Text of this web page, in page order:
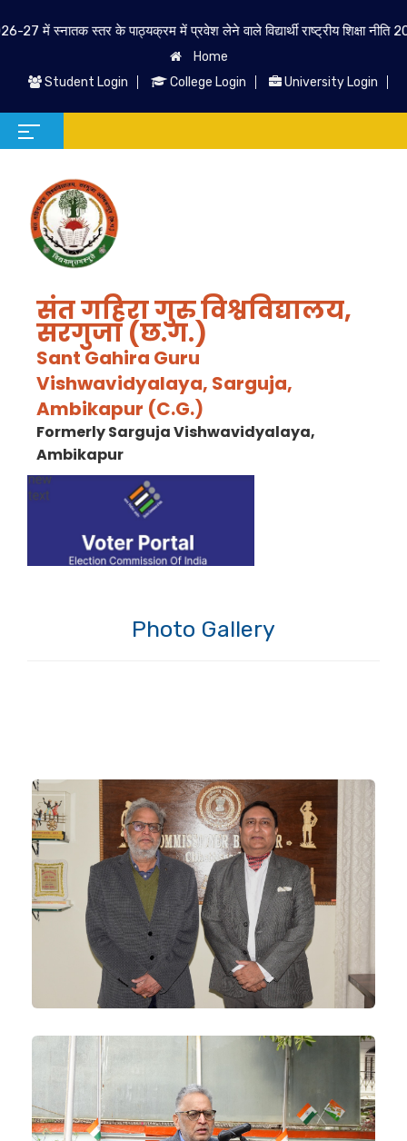
के पाठ्यक्रम में प्रवेश लेने वाले विद्यार्थी राष्ट्रीय शिक्षा नीति 2020 के
Home
Student Login
College Login University Login
संत गहिरा गुरु विश्वविद्यालय,
सरगुजा (छ.ग.)
Sant Gahira Guru
Vishwavidyalaya, Sarguja,
Ambikapur (C.G.)
Formerly Sarguja Vishwavidyalaya,
Ambikapur
Photo Gallery